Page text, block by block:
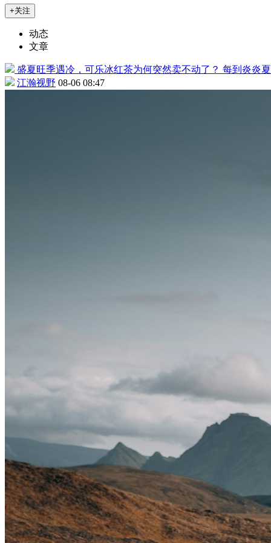
+关注
动态
文章
盛夏旺季遇冷，可乐冰红茶为何突然卖不动了？ 每到炎炎
江瀚视野 08-06 08:47